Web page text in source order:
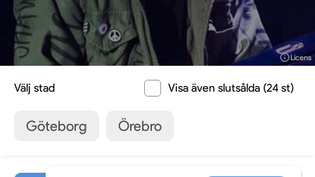
Licens
Välj stad Visa även slutsålda (24 st)
Göteborg Örebro